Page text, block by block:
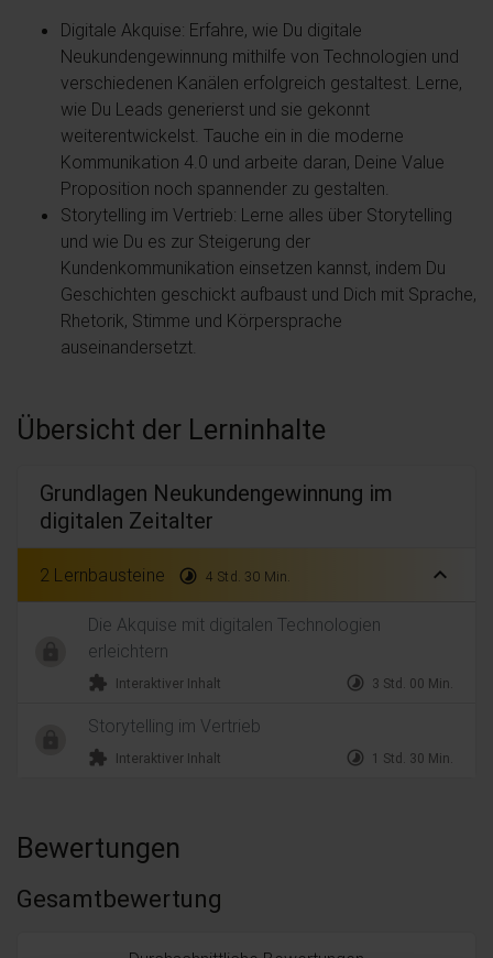
Digitale Akquise: Erfahre, wie Du digitale
Neukundengewinnung mithilfe von Technologien und
verschiedenen Kanälen erfolgreich gestaltest. Lerne,
wie Du Leads generierst und sie gekonnt
weiterentwickelst. Tauche ein in die moderne
Kommunikation 4.0 und arbeite daran, Deine Value
Proposition noch spannender zu gestalten.
Storytelling im Vertrieb: Lerne alles über Storytelling
und wie Du es zur Steigerung der
Kundenkommunikation einsetzen kannst, indem Du
Geschichten geschickt aufbaust und Dich mit Sprache,
Rhetorik, Stimme und Körpersprache
auseinandersetzt.
Übersicht der Lerninhalte
Grundlagen Neukundengewinnung im
digitalen Zeitalter
2 Lernbausteine timelapse 4 Std. 30 Min. expand_less
Die Akquise mit digitalen Technologien
erleichtern
extension Interaktiver Inhalt timelapse 3 Std. 00 Min.
Storytelling im Vertrieb
extension Interaktiver Inhalt timelapse 1 Std. 30 Min.
Bewertungen
Gesamtbewertung